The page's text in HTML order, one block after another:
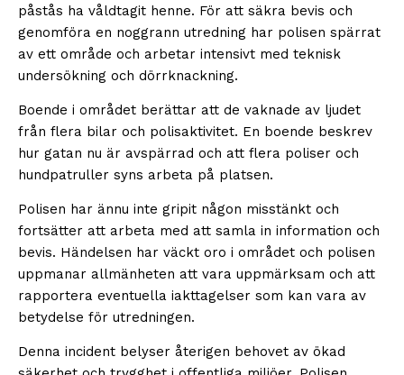
påstås ha våldtagit henne. För att säkra bevis och
genomföra en noggrann utredning har polisen spärrat
av ett område och arbetar intensivt med teknisk
undersökning och dörrknackning.
Boende i området berättar att de vaknade av ljudet
från flera bilar och polisaktivitet. En boende beskrev
hur gatan nu är avspärrad och att flera poliser och
hundpatruller syns arbeta på platsen.
Polisen har ännu inte gripit någon misstänkt och
fortsätter att arbeta med att samla in information och
bevis. Händelsen har väckt oro i området och polisen
uppmanar allmänheten att vara uppmärksam och att
rapportera eventuella iakttagelser som kan vara av
betydelse för utredningen.
Denna incident belyser återigen behovet av ökad